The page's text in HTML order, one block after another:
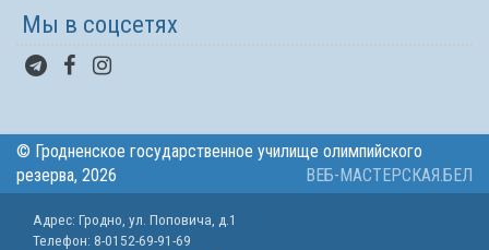
Мы в соцсетях
© Гродненское государственное училище олимпийского
резерва, 2026
ВЕБ-МАСТЕРСКАЯ.БЕЛ
Адрес: Гродно, ул. Поповича, д.1
Телефон: 8-0152-69-91-69